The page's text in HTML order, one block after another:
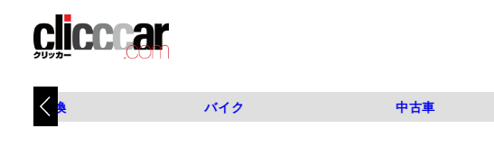
タイヤ交換 バイク 中古車